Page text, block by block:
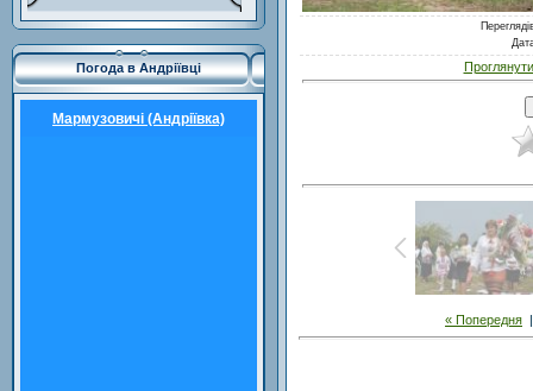
Погода в Андріївці
Мармузовичі (Андріївка)
« Попередня